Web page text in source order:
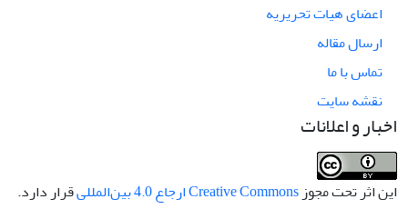
اعضای هیات تحریریه
ارسال مقاله
تماس با ما
نقشه سایت
اخبار و اعلانات
این اثر تحت مجوزCreative Commons ارجاع 4.0 بین‌المللی قرار دارد.